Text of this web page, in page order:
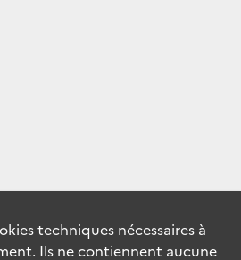
techniques nécessaires à
Ils ne contiennent aucune